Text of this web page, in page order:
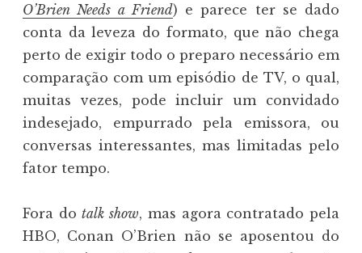
O’Brien Needs a Friend) e parece ter se dado
conta da leveza do formato, que não chega
perto de exigir todo o preparo necessário em
comparação com um episódio de TV, o qual,
muitas vezes, pode incluir um convidado
indesejado, empurrado pela emissora, ou
conversas interessantes, mas limitadas pelo
fator tempo.
Fora dotalk show, mas agora contratado pela
HBO, Conan O’Brien não se aposentou do